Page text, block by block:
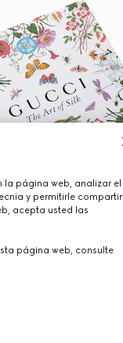
página web, analizar el
y permitirle compartir
acepta usted las
página web, consulte